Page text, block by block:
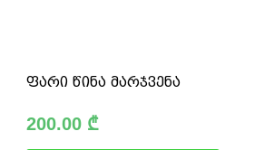
ფარი წინა მარჯვენა
200.00 ₾